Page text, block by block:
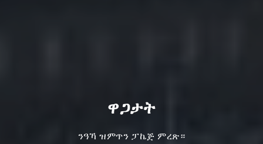
ዋጋታት
ንዓኻ ዝምጥን ፓኬጅ ምረጽ።